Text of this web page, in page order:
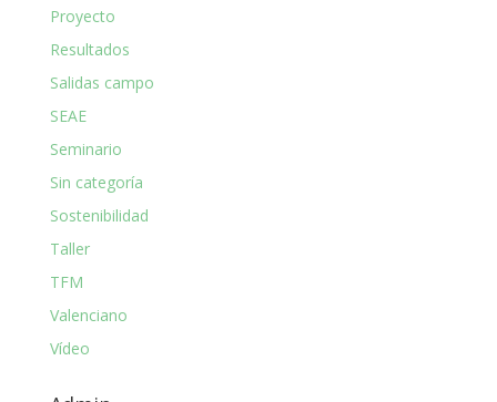
Proyecto
Resultados
Salidas campo
SEAE
Seminario
Sin categoría
Sostenibilidad
Taller
TFM
Valenciano
Vídeo